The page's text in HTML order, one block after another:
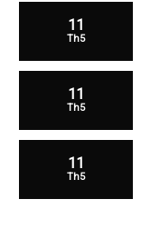
11
Th5
11
Th5
11
Th5